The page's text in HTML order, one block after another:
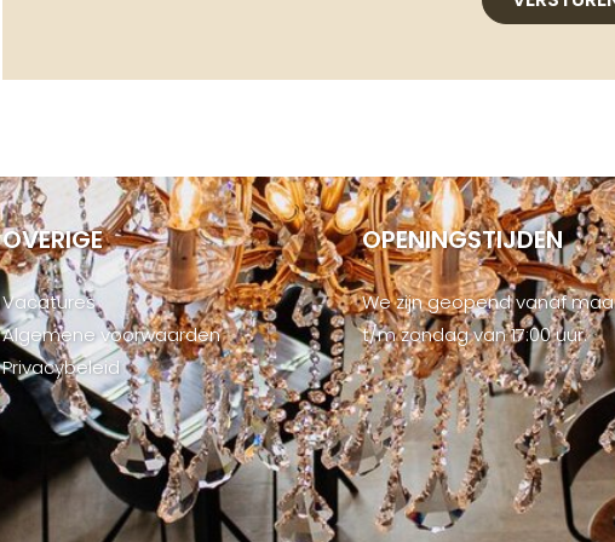
OVERIGE
Vacatures
Algemene voorwaarden
Privacybeleid
OPENINGSTIJDEN
We zijn geopend vanaf
t/m zondag van 17:00 uur.